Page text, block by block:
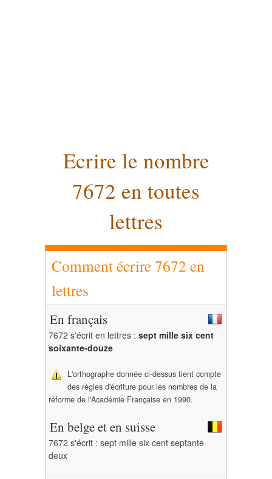
Ecrire le nombre
7672 en toutes
lettres
Comment écrire 7672 en
lettres
En français
7672 s'écrit en lettres : sept mille six cent
soixante-douze
L'orthographe donnée ci-dessus tient compte
des règles d'écriture pour les nombres de la
réforme de l'Académie Française en 1990.
En belge et en suisse
7672 s'écrit : sept mille six cent septante-
deux